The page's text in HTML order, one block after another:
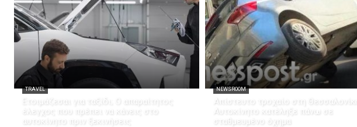
TRAVEL
Ετοιμάζεσαι για ταξίδι; Ο απαραίτητος
έλεγχος που πρέπει να κάνεις στο
αυτοκίνητο πριν ξεκινήσεις
NEWSROOM
Απίστευτο τροχαίο στη Θεσσαλονίκη:
Αυτοκίνητο κατέληξε πάνω σε
σταθμευμένο όχημα